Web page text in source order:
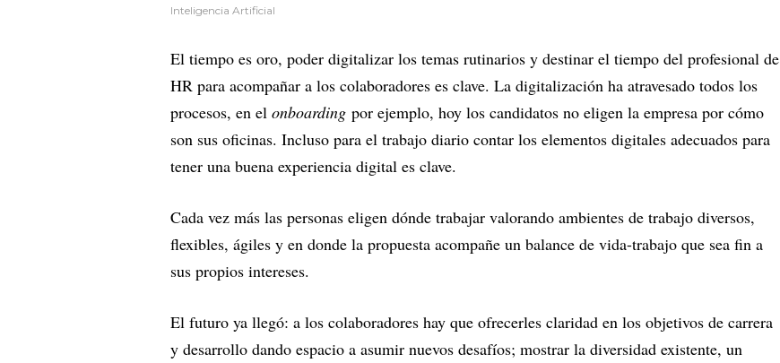
Inteligencia Artificial
El tiempo es oro, poder digitalizar los temas rutinarios y destinar el tiempo del profesional de
HR para acompañar a los colaboradores es clave. La digitalización ha atravesado todos los
procesos, en el onboarding por ejemplo, hoy los candidatos no eligen la empresa por cómo
son sus oficinas. Incluso para el trabajo diario contar los elementos digitales adecuados para
tener una buena experiencia digital es clave.
Cada vez más las personas eligen dónde trabajar valorando ambientes de trabajo diversos,
flexibles, ágiles y en donde la propuesta acompañe un balance de vida-trabajo que sea fin a
sus propios intereses.
El futuro ya llegó: a los colaboradores hay que ofrecerles claridad en los objetivos de carrera
y desarrollo dando espacio a asumir nuevos desafíos; mostrar la diversidad existente, un